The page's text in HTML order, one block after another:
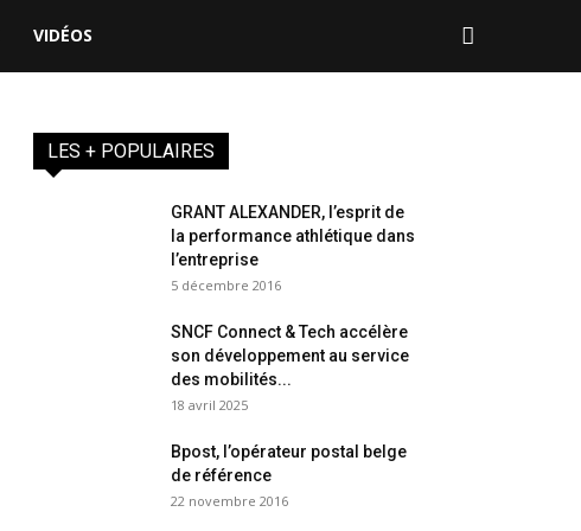
VIDÉOS
LES + POPULAIRES
GRANT ALEXANDER, l’esprit de
la performance athlétique dans
l’entreprise
5 décembre 2016
SNCF Connect & Tech accélère
son développement au service
des mobilités...
18 avril 2025
Bpost, l’opérateur postal belge
de référence
22 novembre 2016